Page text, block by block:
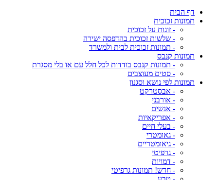
דף הבית
תמונות זכוכית
- זוגות על זכוכית
- שלשות זכוכית בהדפסה ישירה
- תמונות זכוכית לבית ולמשרד
תמונות קנבס
- תמונות קנבס בודדות לכל חלל עם או בלי מסגרת
- סטים מעוצבים
תמונות לפי נושא וסגנון
- אבסטרקט
- אורבני
- אנשים
- אפריקאיות
- בעלי חיים
- גאומטרי
- גיאומטריים
- גרפיטי
- דמויות
- חדש! תמונות גרפיטי